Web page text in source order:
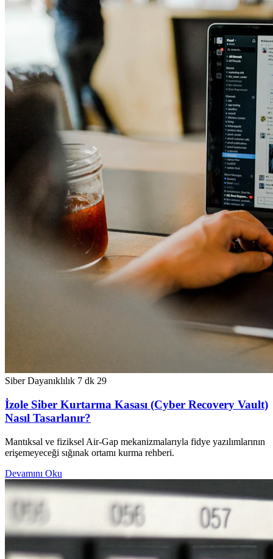
Siber Dayanıklılık 7 dk 29
İzole Siber Kurtarma Kasası (Cyber Recovery Vault)
Nasıl Tasarlanır?
Mantıksal ve fiziksel Air-Gap mekanizmalarıyla fidye yazılımlarının
erişemeyeceği sığınak ortamı kurma rehberi.
Devamını Oku